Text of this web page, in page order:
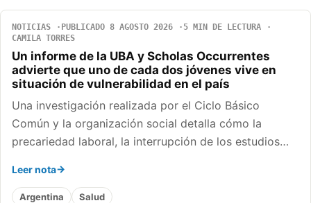
NOTICIAS PUBLICADO 8 AGOSTO 2026
5 MIN DE LECTURA
CAMILA TORRES
Un informe de la UBA y Scholas Occurrentes
advierte que uno de cada dos jóvenes vive en
situación de vulnerabilidad en el país
Una investigación realizada por el Ciclo Básico
Común y la organización social detalla cómo la
precariedad laboral, la interrupción de los estudios…
Leer nota
Argentina Salud